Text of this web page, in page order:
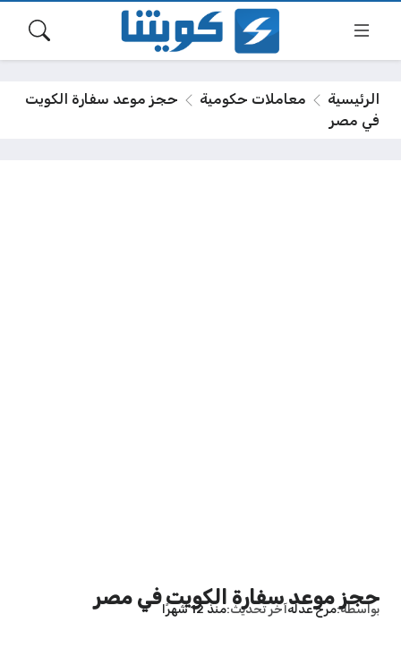
الرئيسية معاملات حكومية
حجز موعد سفارة الكويت
في مصر
حجز موعد سفارة الكويت في مصر
بواسطة مرح عدلهآخر تحديث منذ 12 شهرًا